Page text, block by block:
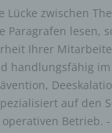
Lücke zwischen
Paragrafen lesen,
Ihrer
handlungsfähig
auf den
Betrieb.